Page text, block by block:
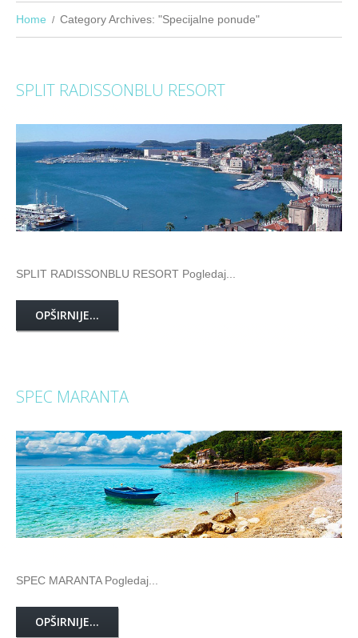
Home Category Archives: "Specijalne ponude"
SPLIT RADISSONBLU RESORT
SPLIT RADISSONBLU RESORT Pogledaj...
OPŠIRNIJE...
SPEC MARANTA
SPEC MARANTA Pogledaj...
OPŠIRNIJE...